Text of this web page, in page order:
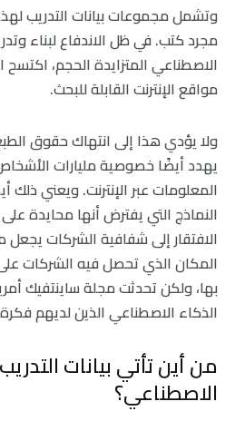
وتشمل مجموعات بيانات التدريب
مجرد كتب. في ظل الاندفاع لبناء
الاصطناعي المتزايدة الحجم، اكتسح
مواقع الإنترنت القابلة للبحث.
ولا يؤدي هذا إلى انتهاك حقوق
يهدد أيضًا خصوصية مليارات
المعلومات عبر الإنترنت. ويعني ذلك
النماذج التي يفترض أنها محايدة على
الافتقار إلى شفافية الشركات
المكان الذي تحصل فيه الشركات على
بها، ولكن تحدثت مجلة ساينتفيك
الذكاء الاصطناعي الذين لديهم
من أين تأتي بيانات
الاصطناعي؟